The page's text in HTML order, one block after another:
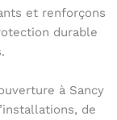
et renforçons
durable
à Sancy
de